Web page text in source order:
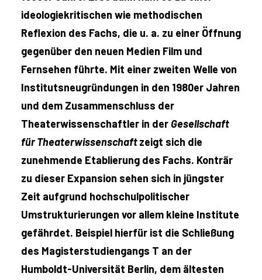
ideologiekritischen wie methodischen
Reflexion des Fachs, die u. a. zu einer Öffnung
gegenüber den neuen Medien Film und
Fernsehen führte. Mit einer zweiten Welle von
Institutsneugründungen in den 1980er Jahren
und dem Zusammenschluss der
Theaterwissenschaftler in der Gesellschaft
für Theaterwissenschaftzeigt sich die
zunehmende Etablierung des Fachs. Konträr
zu dieser Expansion sehen sich in jüngster
Zeit aufgrund hochschulpolitischer
Umstrukturierungen vor allem kleine Institute
gefährdet. Beispiel hierfür ist die Schließung
des Magisterstudiengangs T an der
Humboldt-Universität Berlin, dem ältesten